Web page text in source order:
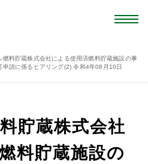
燃料貯蔵株式会社による使用済燃料貯蔵施設の事
申請に係るヒアリング(2) 令和4年08月10日
貯蔵株式会社
料貯蔵施設の